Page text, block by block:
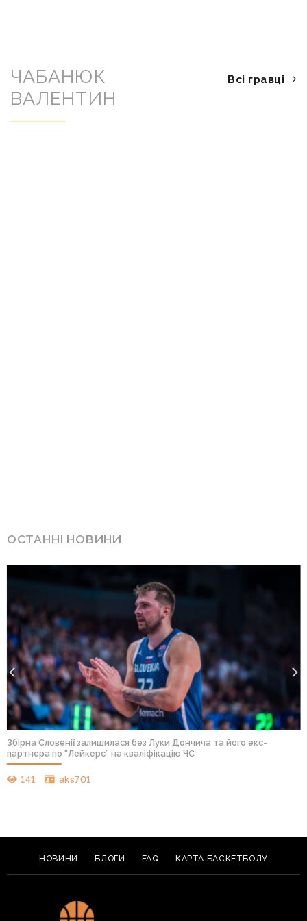
ЧАБАНЮК
ВАЛЕНТИН
Всі гравці
ОСТАННІ НОВИНИ
Збірна Словенії залишилася без Луки Дончича та його екс-
партнера по “Лейкерс” на кваліфікацію ЧС
141 aks701
НОВИНИ БЛОГИ FAQ КАРТА БАСКЕТБОЛУ